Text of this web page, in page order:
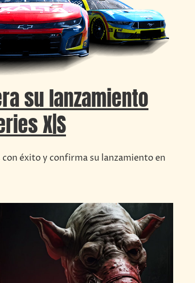
su lanzamiento
X|S
con éxito y confirma su lanzamiento en